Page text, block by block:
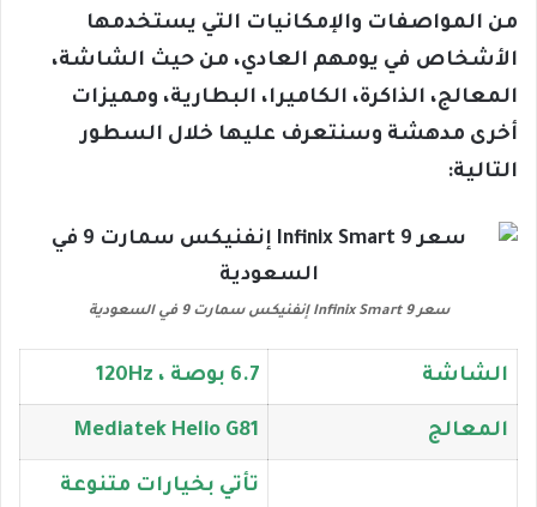
من المواصفات والإمكانيات التي يستخدمها
الأشخاص في يومهم العادي، من حيث الشاشة،
المعالج، الذاكرة، الكاميرا، البطارية، ومميزات
أخرى مدهشة وسنتعرف عليها خلال السطور
التالية:
سعر Infinix Smart 9 إنفنيكس سمارت 9 في السعودية
الشاشة 6.7 بوصة ، 120Hz
المعالج Mediatek Helio G81
تأتي بخيارات متنوعة